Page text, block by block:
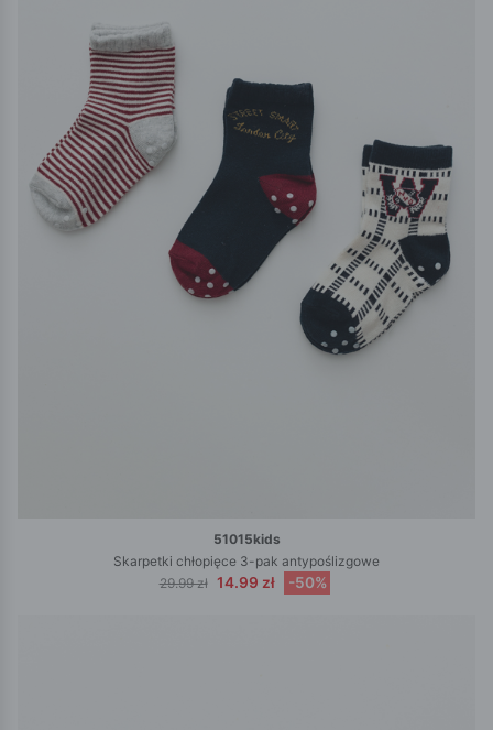
51015kids
Skarpetki chłopięce 3-pak antypoślizgowe
29.99 zł 14.99 zł -50%